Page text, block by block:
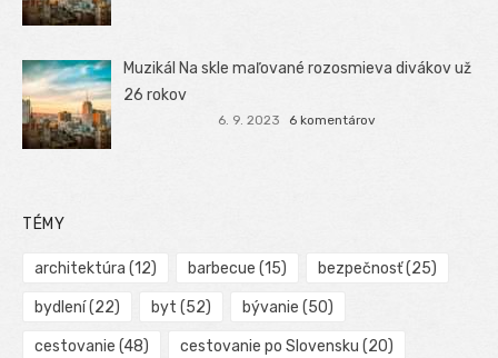
Muzikál Na skle maľované rozosmieva divákov už
26 rokov
6. 9. 2023 6 komentárov
TÉMY
architektúra (12) barbecue (15) bezpečnosť(25)
bydlení(22) byt (52) bývanie (50)
cestovanie (48) cestovanie po Slovensku (20)